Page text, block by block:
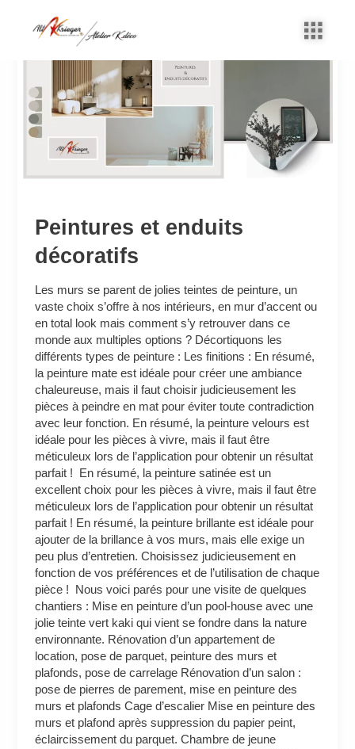
contenu
Peintures et enduits
décoratifs
Les murs se parent de jolies teintes de peinture, un
vaste choix s’offre à nos intérieurs, en mur d’accent ou
en total look mais comment s’y retrouver dans ce
monde aux multiples options ? Décortiquons les
différents types de peinture : Les finitions : En résumé,
la peinture mate est idéale pour créer une ambiance
chaleureuse, mais il faut choisir judicieusement les
pièces à peindre en mat pour éviter toute contradiction
avec leur fonction. En résumé, la peinture velours est
idéale pour les pièces à vivre, mais il faut être
méticuleux lors de l’application pour obtenir un résultat
parfait ! En résumé, la peinture satinée est un
excellent choix pour les pièces à vivre, mais il faut être
méticuleux lors de l’application pour obtenir un résultat
parfait ! En résumé, la peinture brillante est idéale pour
ajouter de la brillance à vos murs, mais elle exige un
peu plus d’entretien. Choisissez judicieusement en
fonction de vos préférences et de l’utilisation de chaque
pièce ! Nous voici parés pour une visite de quelques
chantiers : Mise en peinture d’un pool-house avec une
jolie teinte vert kaki qui vient se fondre dans la nature
environnante. Rénovation d’un appartement de
location, pose de parquet, peinture des murs et
plafonds, pose de carrelage Rénovation d’un salon :
pose de pierres de parement, mise en peinture des
murs et plafonds Cage d’escalier Mise en peinture des
murs et plafond après suppression du papier peint,
éclaircissement du parquet. Chambre de jeune
Peintures
et
enduits